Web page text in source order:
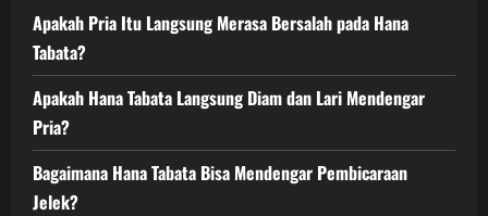
Apakah Pria Itu Langsung Merasa Bersalah pada Hana
Tabata?
Apakah Hana Tabata Langsung Diam dan Lari Mendengar
Pria?
Bagaimana Hana Tabata Bisa Mendengar Pembicaraan
Jelek?